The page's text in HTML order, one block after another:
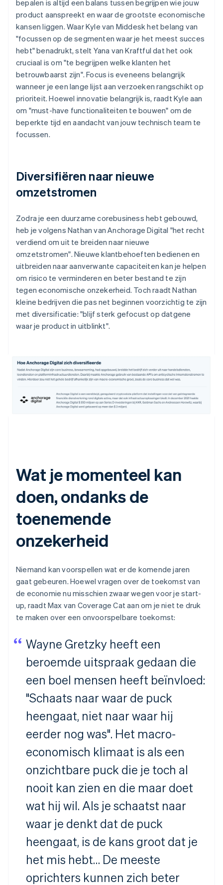
bepalen is altijd een balans tussen begrijpen wie jouw
product aanspreekt en waar de grootste economische
kansen liggen. Waar Kyle van Middesk het belang van
"focussen op de segmenten waar je het meest succes
hebt" benadrukt, stelt Yana van Kraftful dat het ook
cruciaal is om "te begrijpen welke klanten het
betrouwbaarst zijn". Focus is eveneens belangrijk
wanneer je een lange lijst aan verzoeken rangschikt op
prioriteit. Hoewel innovatie belangrijk is, raadt Kyle aan
om "must-have functionaliteiten te bouwen" om de
beperkte tijd en aandacht van jouw technisch team te
focussen.
Diversifiëren naar nieuwe
omzetstromen
Zodra je een duurzame corebusiness hebt gebouwd,
heb je volgens Nathan van Anchorage Digital "het recht
verdiend om uit te breiden naar nieuwe
omzetstromen". Nieuwe klantbehoeften bedienen en
uitbreiden naar aanverwante capaciteiten kan je helpen
om risico te verminderen en beter bestand te zijn
tegen economische onzekerheid. Toch raadt Nathan
kleine bedrijven die pas net beginnen voorzichtig te zijn
met diversificatie: "blijf sterk gefocust op datgene
waar je product in uitblinkt".
Wat je momenteel kan
doen, ondanks de
toenemende
onzekerheid
Niemand kan voorspellen wat er de komende jaren
gaat gebeuren. Hoewel vragen over de toekomst van
de economie nu misschien zwaar wegen voor je start-
up, raadt Max van Coverage Cat aan om je niet te druk
te maken over een onvoorspelbare toekomst:
Wayne Gretzky heeft een
beroemde uitspraak gedaan die
een boel mensen heeft beïnvloed:
"Schaats naar waar de puck
heengaat, niet naar waar hij
eerder nog was". Het macro-
economisch klimaat is als een
onzichtbare puck die je toch al
nooit kan zien en die maar doet
wat hij wil. Als je schaatst naar
waar je denkt dat de puck
heengaat, is de kans groot dat je
het mis hebt… De meeste
oprichters kunnen zich beter
Australië
English
België
NederlandsFrançaisDeutsch English
Brazilië
Português English
English